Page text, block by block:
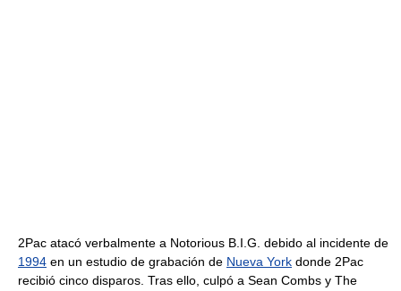
2Pac atacó verbalmente a Notorious B.I.G. debido al incidente de
1994 en un estudio de grabación de Nueva York donde 2Pac
recibió cinco disparos. Tras ello, culpó a Sean Combs y The